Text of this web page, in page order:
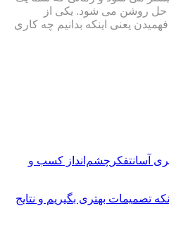
حل روشن می شود. یکی از
یعنی اینکه بدانیم چه کاری
آسانتفکر چشم‌انداز کسب و